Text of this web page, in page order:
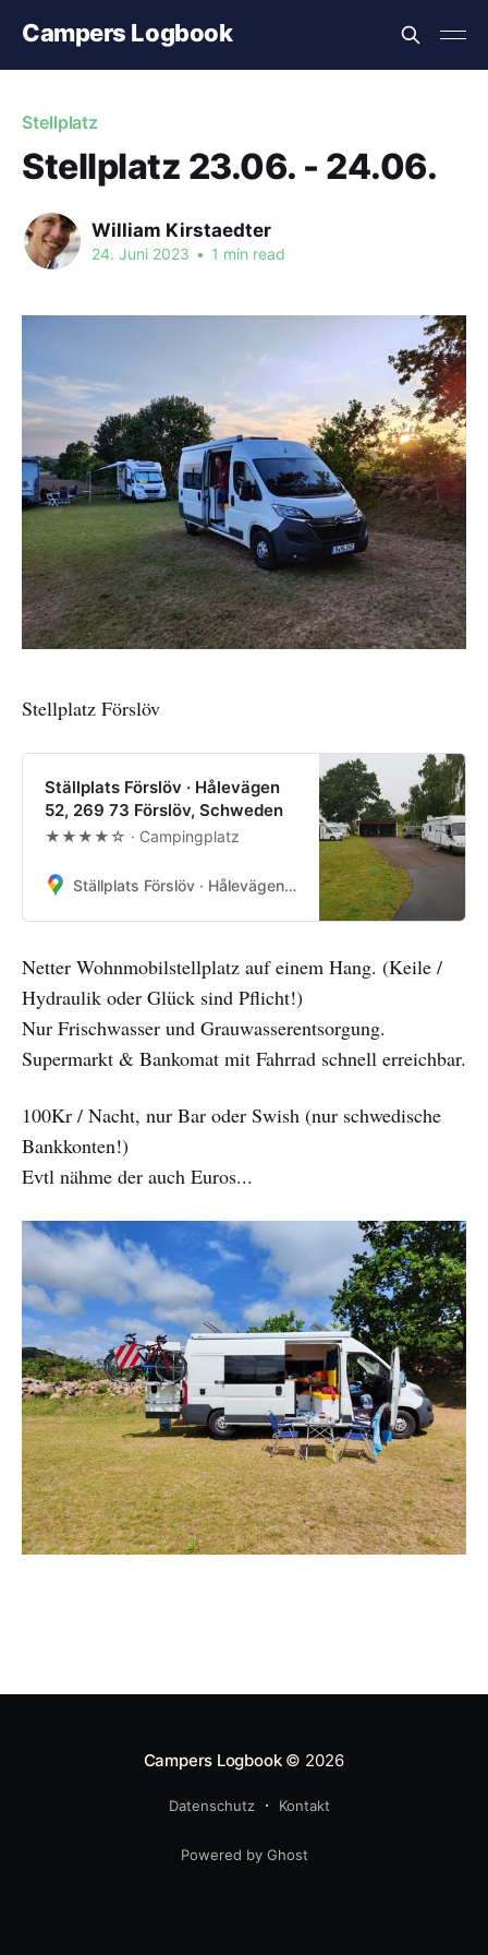
Campers Logbook
Stellplatz
Stellplatz 23.06. - 24.06.
William Kirstaedter
24. Juni 2023 • 1 min read
Stellplatz Förslöv
Ställplats Förslöv · Hålevägen
52, 269 73 Förslöv, Schweden
★★★★☆ · Campingplatz
Ställplats Förslöv · Hålevägen 52, 269 73 Förslöv, Schweden
Netter Wohnmobilstellplatz auf einem Hang. (Keile /
Hydraulik oder Glück sind Pflicht!)
Nur Frischwasser und Grauwasserentsorgung.
Supermarkt & Bankomat mit Fahrrad schnell erreichbar.
100Kr / Nacht, nur Bar oder Swish (nur schwedische
Bankkonten!)
Evtl nähme der auch Euros...
Campers Logbook© 2026
Datenschutz Kontakt
Powered by Ghost